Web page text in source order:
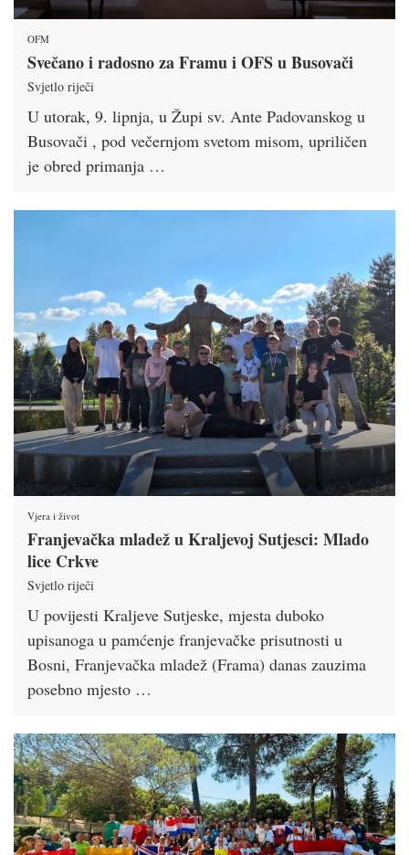
OFM
Svečano i radosno za Framu i OFS u Busovači
Svjetlo riječi
U utorak, 9. lipnja, u Župi sv. Ante Padovanskog u
Busovači , pod večernjom svetom misom, upriličen
je obred primanja …
Vjera i život
Franjevačka mladež u Kraljevoj Sutjesci: Mlado
lice Crkve
Svjetlo riječi
U povijesti Kraljeve Sutjeske, mjesta duboko
upisanoga u pamćenje franjevačke prisutnosti u
Bosni, Franjevačka mladež (Frama) danas zauzima
posebno mjesto …